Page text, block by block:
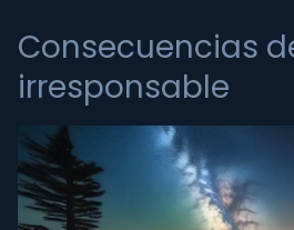
Consecuencias
irresponsable